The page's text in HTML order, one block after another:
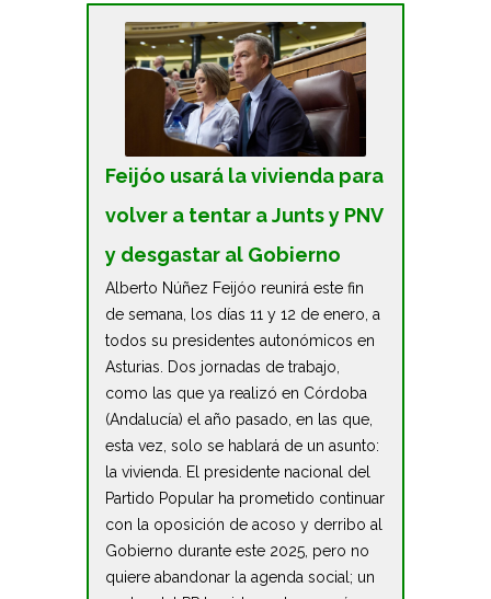
Feijóo usará la vivienda para
volver a tentar a Junts y PNV
y desgastar al Gobierno
Alberto Núñez Feijóo reunirá este fin
de semana, los días 11 y 12 de enero, a
todos su presidentes autonómicos en
Asturias. Dos jornadas de trabajo,
como las que ya realizó en Córdoba
(Andalucía) el año pasado, en las que,
esta vez, solo se hablará de un asunto:
la vivienda. El presidente nacional del
Partido Popular ha prometido continuar
con la oposición de acoso y derribo al
Gobierno durante este 2025, pero no
quiere abandonar la agenda social; un